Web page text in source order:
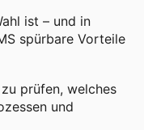
ist – und in
spürbare Vorteile
prüfen, welches
und